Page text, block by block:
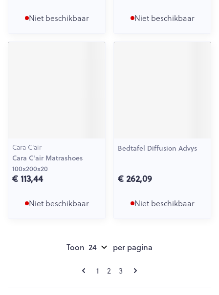
Niet beschikbaar Niet beschikbaar
Cara C'air
Cara C'air Matrashoes
100x200x20
€ 113,44
Niet beschikbaar
Bedtafel Diffusion Advys
€ 262,09
Niet beschikbaar
Pagina's
U lees momenteel pagina
1 Pagina
2 Pagina
3
Toon per pagina